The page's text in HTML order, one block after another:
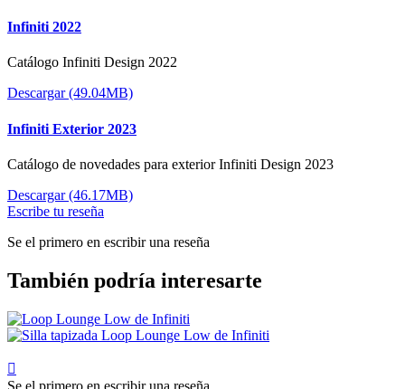
Infiniti 2022
Catálogo Infiniti Design 2022
Descargar (49.04MB)
Infiniti Exterior 2023
Catálogo de novedades para exterior Infiniti Design 2023
Descargar (46.17MB)
Escribe tu reseña
Se el primero en escribir una reseña
También podría interesarte

Se el primero en escribir una reseña